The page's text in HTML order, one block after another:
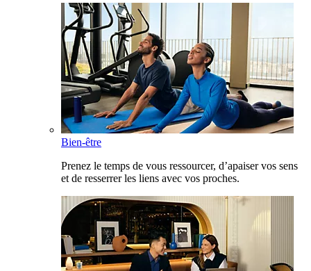
Bien-être
Prenez le temps de vous ressourcer, d’apaiser vos sens
et de resserrer les liens avec vos proches.